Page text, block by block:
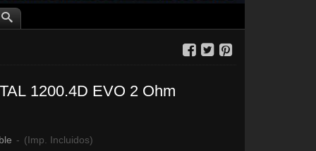
1200.4D EVO 2 Ohm
- (Imp. Incluidos)